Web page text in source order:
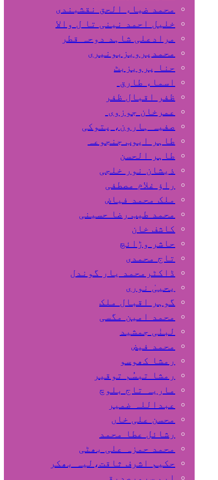
محمد ضیاء الحق نقشبندی
خلیل احمد نینی تا ل والا
مرادعلی شاہد دوحہ قطر
محمدپرویزبونیری
حنا پرویزبٹ
اسماء طارق
ظفر اقبال ظفر
عمرخان جوزوی
صفیہ ہارون، پتوکی
طاہر ایوب جنجوعہ
طاہر الحسن
ذیشان نور خلجی
راﺅ غلام مصطفی
ملک محمد فیاض
محمد طیب رضا حسینی
کاشف خان
حاشر وڑائچ
تاج محمدی
ڈاکٹرمحمد یار گوندل
گوہر اقبال ملک
محمد امین مگسی
لبنٰی جمشید
محمد فیض
رمشا کھوسو
رمشا تبسُم توقیر
ماریہ تاج بلوچ
عبداللہ ضمیر
محسن علی خاں
رشائل عطا محمد
محمد حمزہ علی بھٹی
حکیم اشرف ثاقت،لیہ بھکر
ایم سرورصدیقی